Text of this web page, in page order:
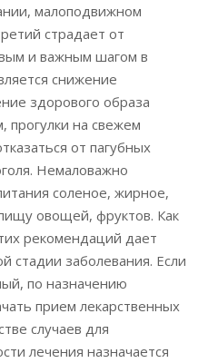
малоподвижном
страдает от
и важным шагом в
снижение
здорового образа
прогулки на свежем
от пагубных
Немаловажно
соленое, жирное,
овощей, фруктов. Как
рекомендаций дает
стадии заболевания. Если
по назначению
прием лекарственных
случаев для
лечения назначается